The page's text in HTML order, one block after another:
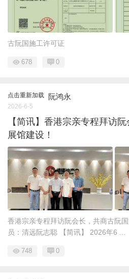
古阮国施工许可证
678 0
点击重新加载 阮鸿永
2026-6-5
【简讯】香港宗亲专程拜访
展馆建设！
香港宗亲专程拜访阮会长，共商古阮
员：清远阮志聪 【简讯】 2026年6 ...
748 0